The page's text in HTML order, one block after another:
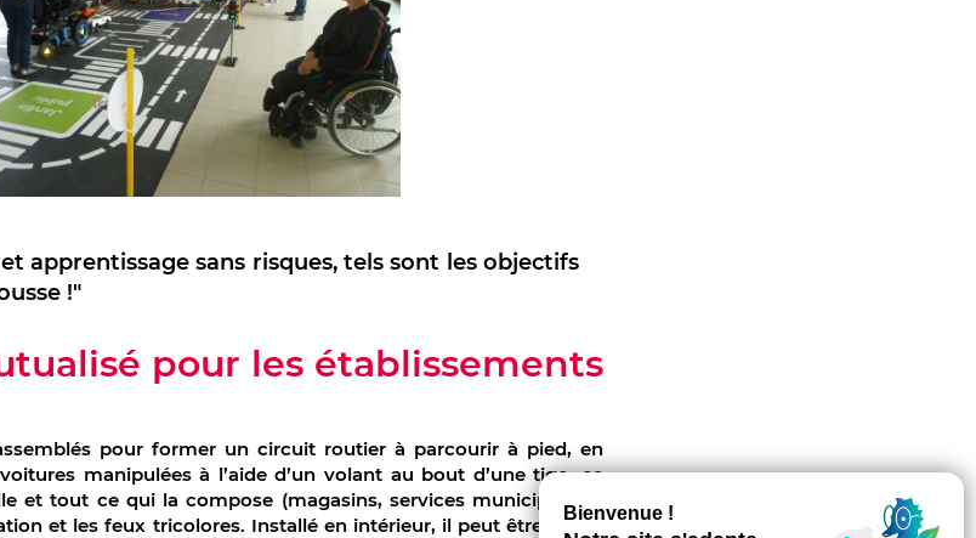
apprentissage sans risques, tels sont les objectifs
!"
pour les établissements
pour former un circuit routier à parcourir à pied, en
manipulées à l’aide d’un volant au bout d’une tige, ce
et tout ce qui la compose (magasins, services municipaux,..)
et les feux tricolores. Installé en intérieur, il peut être utilisé